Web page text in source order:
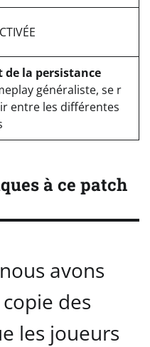
de la persistance
généraliste, se r
entre les différentes
à ce patch
avons
des
les joueurs